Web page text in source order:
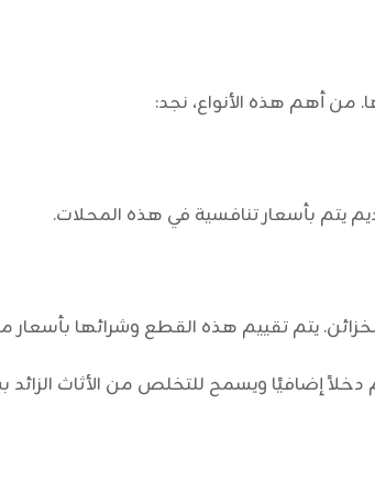
من أهم هذه الأنواع، نجد:
يتم بأسعار تنافسية في هذه المحلات.
يتم تقييم هذه القطع وشرائها بأسعار
إضافيًا ويسمح للتخلص من الأثاث الزائد